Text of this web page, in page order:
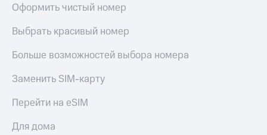
Оформить чистый номер
Выбрать красивый номер
Больше возможностей выбора номера
Заменить SIM-карту
Перейти на eSIM
Для дома